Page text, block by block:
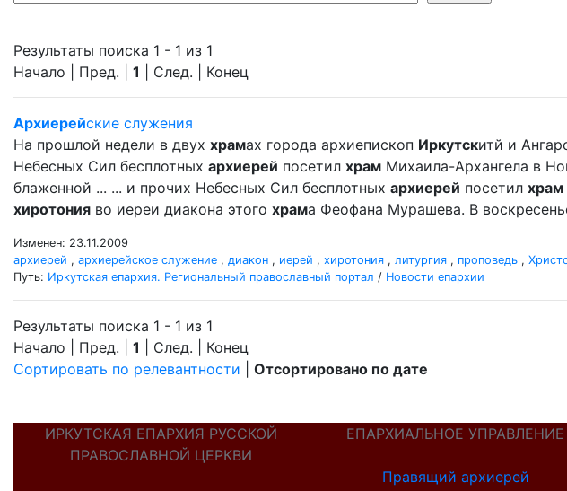
Результаты поиска 1 - 1 из 1
Начало | Пред. | 1 | След. | Конец
Архиерейские служения
На прошлой недели в двух храмах города архиепископ Иркутскитй и
Небесных Сил бесплотных архиерей посетил храм Михаила-Архангела в
блаженной ... ... и прочих Небесных Сил бесплотных архиерей посетил храм
хиротония во иереи диакона этого храма Феофана Мурашева. В
Изменен: 23.11.2009
архиерей , архиерейское служение , диакон , иерей , хиротония , литургия , проповедь ,
Путь: Иркутская епархия. Региональный православный портал / Новости епархии
Результаты поиска 1 - 1 из 1
Начало | Пред. | 1 | След. | Конец
Сортировать по релевантности
Отсортировано по дате
ИРКУТСКАЯ ЕПАРХИЯ РУССКОЙ
ПРАВОСЛАВНОЙ ЦЕРКВИ
ЕПАРХИАЛЬНОЕ УПРАВЛЕНИЕ
Правящий архиерей